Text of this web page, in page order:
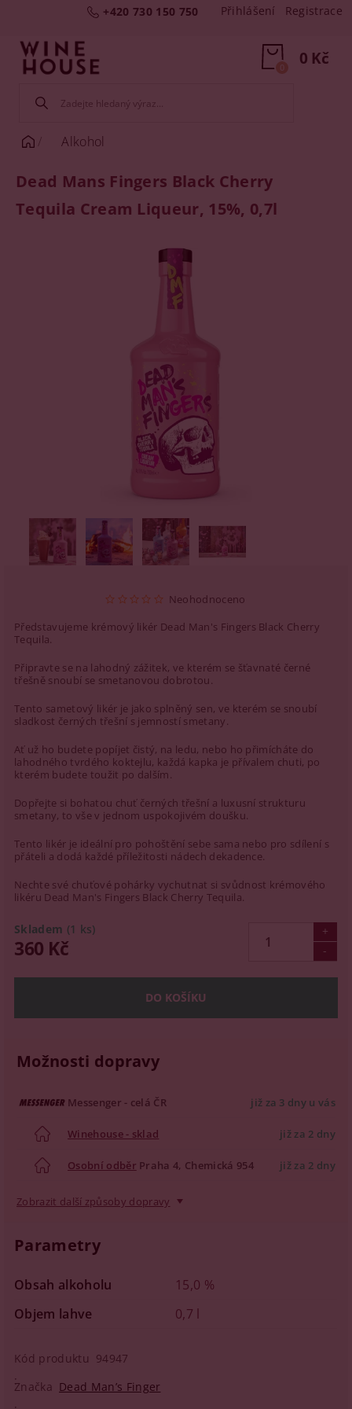
+420 730 150 750 Přihlášení Registrace
0 Kč
0
Alkohol
Dead Mans Fingers Black Cherry
Tequila Cream Liqueur, 15%, 0,7l
Neohodnoceno
Představujeme krémový likér Dead Man's Fingers Black Cherry
Tequila.
Připravte se na lahodný zážitek, ve kterém se šťavnaté černé
třešně snoubí se smetanovou dobrotou.
Tento sametový likér je jako splněný sen, ve kterém se snoubí
sladkost černých třešní s jemností smetany.
Ať už ho budete popíjet čistý, na ledu, nebo ho přimícháte do
lahodného tvrdého koktejlu, každá kapka je přívalem chuti, po
kterém budete toužit po dalším.
Dopřejte si bohatou chuť černých třešní a luxusní strukturu
smetany, to vše v jednom uspokojivém doušku.
Tento likér je ideální pro pohoštění sebe sama nebo pro sdílení s
přáteli a dodá každé příležitosti nádech dekadence.
Nechte své chuťové pohárky vychutnat si svůdnost krémového
likéru Dead Man's Fingers Black Cherry Tequila.
Skladem (1 ks)
360 Kč
Možnosti dopravy
Messenger - celá ČR již za 3 dny u vás
Winehouse - sklad již za 2 dny
Osobní odběr Praha 4, Chemická 954 již za 2 dny
Zobrazit další způsoby dopravy
Parametry
Obsah alkoholu
15,0 %
Objem lahve
0,7 l
Kód produktu 94947
Značka Dead Man’s Finger